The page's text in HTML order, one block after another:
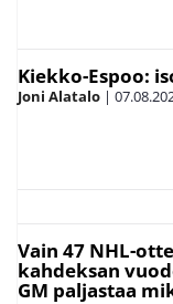
Kiekko-Espoo:
Joni Alatalo |
Vain 47 NHL-
kahdeksan
GM paljastaa